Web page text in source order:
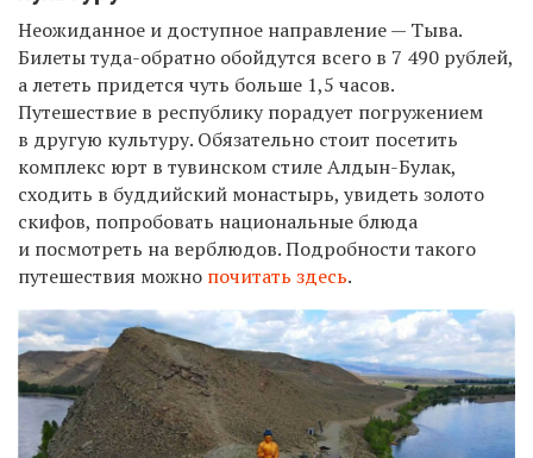
Неожиданное и доступное направление — Тыва.
Билеты туда-обратно обойдутся всего в 7 490 рублей,
а лететь придется чуть больше 1,5 часов.
Путешествие в республику порадует погружением
в другую культуру. Обязательно стоит посетить
комплекс юрт в тувинском стиле Алдын-Булак,
сходить в буддийский монастырь, увидеть золото
скифов, попробовать национальные блюда
и посмотреть на верблюдов. Подробности такого
путешествия можно почитать здесь.